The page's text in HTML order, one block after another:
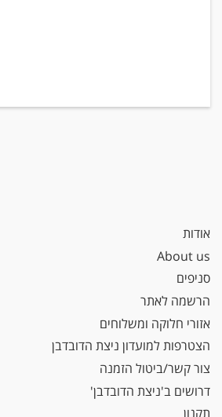
אודות
About us
סניפים
הרשמה לאתר
אזורי חלוקה ומשלוחים
הצטרפות למועדון ניצת הדובדבן
צור קשר/ביטול הזמנה
דרושים ב'ניצת הדובדבן'
תקנון